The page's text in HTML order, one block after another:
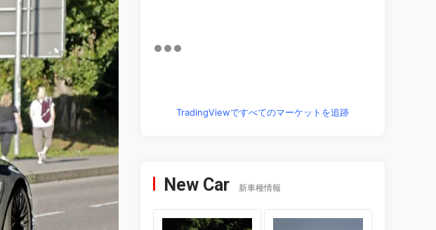
TradingViewですべてのマーケットを追跡
New Car 新車種情報